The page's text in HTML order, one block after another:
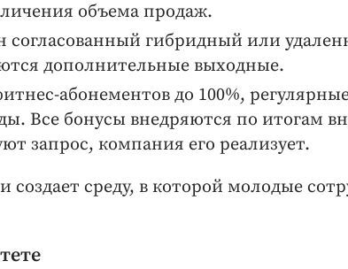
объема продаж.
согласованный гибридный или
дополнительные выходные.
­абонементов до 100%,
Все бонусы внедряются по итогам
запрос, компания его реализует.
среду, в которой молодые